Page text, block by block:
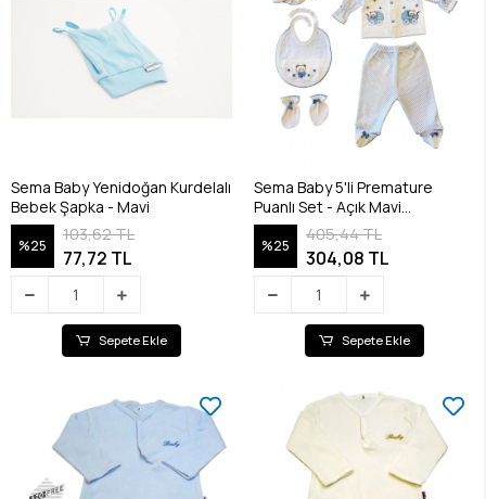
Sema Baby Yenidoğan Kurdelalı
Bebek Şapka - Mavi
%25
103,62 TL
77,72 TL
Sepete Ekle
Sema Baby 5'li Premature
Puanlı Set - Açık Mavi
8682476853155
%25
405,44 TL
304,08 TL
Sepete Ekle